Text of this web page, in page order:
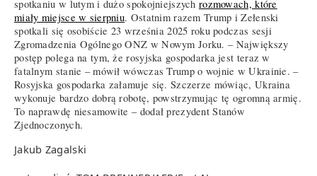
spotkaniu w lutym i dużo spokojniejszychrozmowach, które
miały miejsce w sierpniu. Ostatnim razem Trump i Zełenski
spotkali się osobiście 23 września 2025 roku podczas sesji
Zgromadzenia Ogólnego ONZ w Nowym Jorku. – Największy
postęp polega na tym, że rosyjska gospodarka jest teraz w
fatalnym stanie – mówił wówczas Trump o wojnie w Ukrainie. –
Rosyjska gospodarka załamuje się. Szczerze mówiąc, Ukraina
wykonuje bardzo dobrą robotę, powstrzymując tę ogromną armię.
To naprawdę niesamowite – dodał prezydent Stanów
Zjednoczonych.
Jakub Zagalski